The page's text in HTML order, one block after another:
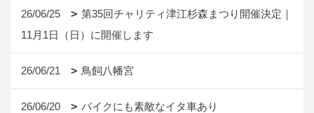
26/06/25
第35回チャリティ津江杉森まつり開催決定｜
11月1日（日）に開催します
26/06/21 鳥飼八幡宮
26/06/20 バイクにも素敵なイタ車あり